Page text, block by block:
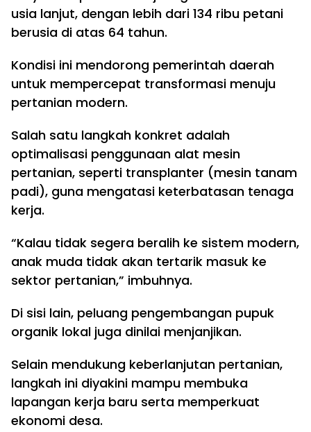
usia lanjut, dengan lebih dari 134 ribu petani
berusia di atas 64 tahun.
Kondisi ini mendorong pemerintah daerah
untuk mempercepat transformasi menuju
pertanian modern.
Salah satu langkah konkret adalah
optimalisasi penggunaan alat mesin
pertanian, seperti transplanter (mesin tanam
padi), guna mengatasi keterbatasan tenaga
kerja.
“Kalau tidak segera beralih ke sistem modern,
anak muda tidak akan tertarik masuk ke
sektor pertanian,” imbuhnya.
Di sisi lain, peluang pengembangan pupuk
organik lokal juga dinilai menjanjikan.
Selain mendukung keberlanjutan pertanian,
langkah ini diyakini mampu membuka
lapangan kerja baru serta memperkuat
ekonomi desa.